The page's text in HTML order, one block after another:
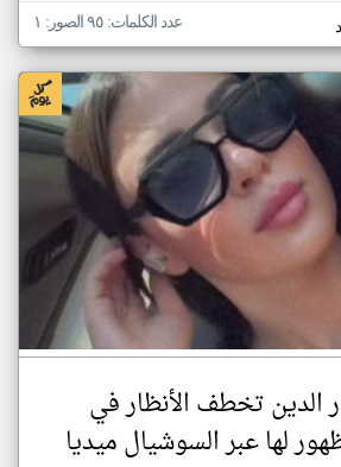
عدد الكلمات: ٩٥ الصور: ١
الدين تخطف الأنظار في
لها عبر السوشيال ميديا